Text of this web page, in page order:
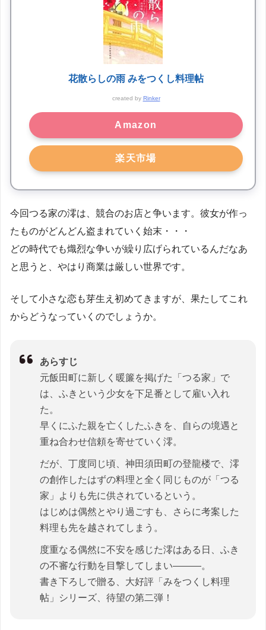
花散らしの雨 みをつくし料理帖
created by Rinker
Amazon
楽天市場
今回つる家の澪は、競合のお店と争います。彼女が作っ
たものがどんどん盗まれていく始末・・・
どの時代でも熾烈な争いが繰り広げられているんだなあ
と思うと、やはり商業は厳しい世界です。
そして小さな恋も芽生え初めてきますが、果たしてこれ
からどうなっていくのでしょうか。
あらすじ
元飯田町に新しく暖簾を掲げた「つる家」で
は、ふきという少女を下足番として雇い入れ
た。
早くにふた親を亡くしたふきを、自らの境遇と
重ね合わせ信頼を寄せていく澪。
だが、丁度同じ頃、神田須田町の登龍楼で、澪
の創作したはずの料理と全く同じものが「つる
家」よりも先に供されているという。
はじめは偶然とやり過ごすも、さらに考案した
料理も先を越されてしまう。
度重なる偶然に不安を感じた澪はある日、ふき
の不審な行動を目撃してしまい―――。
書き下ろしで贈る、大好評「みをつくし料理
帖」シリーズ、待望の第二弾！